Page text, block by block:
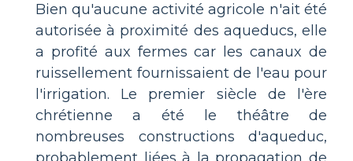
Bien qu'aucune activité agricole n'ait été
autorisée à proximité des aqueducs, elle
a profité aux fermes car les canaux de
ruissellement fournissaient de l'eau pour
l'irrigation. Le premier siècle de l'ère
chrétienne a été le théâtre de
nombreuses constructions d'aqueduc,